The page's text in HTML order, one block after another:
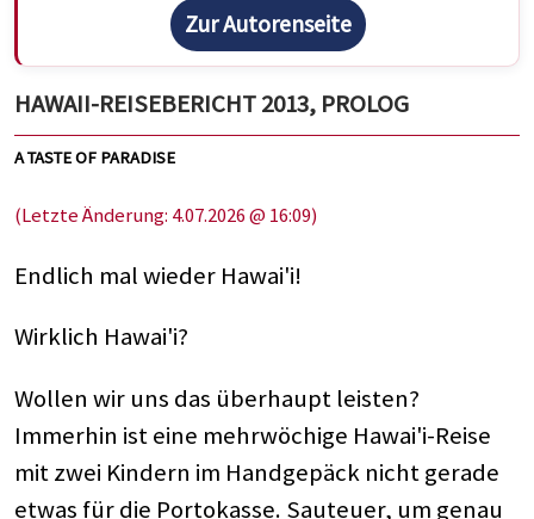
Zur Autorenseite
HAWAII-REISEBERICHT 2013, PROLOG
A TASTE OF PARADISE
(Letzte Änderung: 4.07.2026 @ 16:09)
Endlich mal wieder Hawai'i!
Wirklich Hawai'i?
Wollen wir uns das überhaupt leisten?
Immerhin ist eine mehrwöchige Hawai'i-Reise
mit zwei Kindern im Handgepäck nicht gerade
etwas für die Portokasse. Sauteuer, um genau